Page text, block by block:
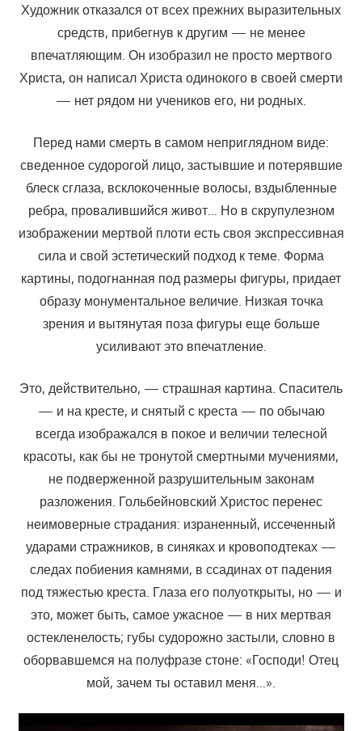
Художник отказался от всех прежних выразительных
средств, прибегнув к другим — не менее
впечатляющим. Он изобразил не просто мертвого
Христа, он написал Христа одинокого в своей смерти
— нет рядом ни учеников его, ни родных.
Перед нами смерть в самом неприглядном виде:
сведенное судорогой лицо, застывшие и потерявшие
блеск сглаза, всклокоченные волосы, вздыбленные
ребра, провалившийся живот… Но в скрупулезном
изображении мертвой плоти есть своя экспрессивная
сила и свой эстетический подход к теме. Форма
картины, подогнанная под размеры фигуры, придает
образу монументальное величие. Низкая точка
зрения и вытянутая поза фигуры еще больше
усиливают это впечатление.
Это, действительно, — страшная картина. Спаситель
— и на кресте, и снятый с креста — по обычаю
всегда изображался в покое и величии телесной
красоты, как бы не тронутой смертными мучениями,
не подверженной разрушительным законам
разложения. Гольбейновский Христос перенес
неимоверные страдания: израненный, иссеченный
ударами стражников, в синяках и кровоподтеках —
следах побиения камнями, в ссадинах от падения
под тяжестью креста. Глаза его полуоткрыты, но — и
это, может быть, самое ужасное — в них мертвая
остекленелость; губы судорожно застыли, словно в
оборвавшемся на полуфразе стоне: «Господи! Отец
мой, зачем ты оставил меня…».